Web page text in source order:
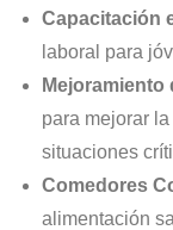
Capacitación
laboral para
Mejoramiento
para mejorar
situaciones
Comedores
alimentación